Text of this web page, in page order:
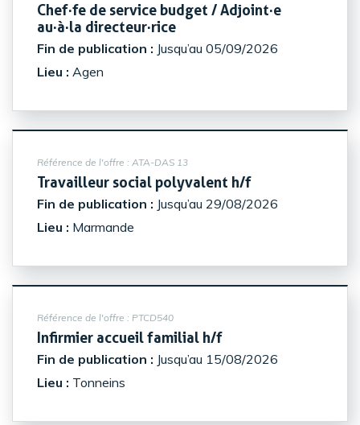
Chef·fe de service budget / Adjoint·e
au·à·la directeur·rice(Nouvelle fenêtre)
Fin de publication : Jusqu’au 05/09/2026
Lieu : Agen
Référence de l'offre : ATA-DAS 13
Travailleur social polyvalent h/f(Nouvelle
Fin de publication : Jusqu’au 29/08/2026
Lieu : Marmande
Référence de l'offre : PTCD540
Infirmier accueil familial h/f(Nouvelle fenêtre)
Fin de publication : Jusqu’au 15/08/2026
Lieu : Tonneins